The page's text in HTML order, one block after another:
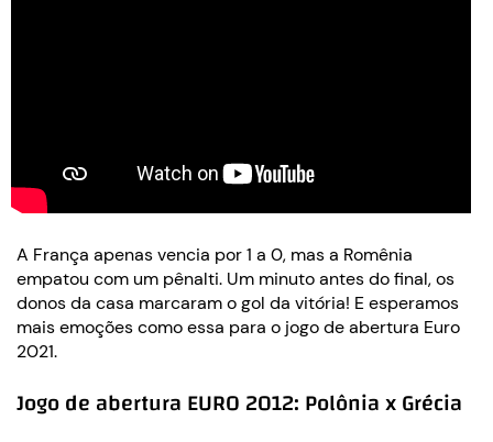
A França apenas vencia por 1 a 0, mas a Romênia
empatou com um pênalti. Um minuto antes do final, os
donos da casa marcaram o gol da vitória! E esperamos
mais emoções como essa para o jogo de abertura Euro
2021.
Jogo de abertura EURO 2012: Polônia x Grécia